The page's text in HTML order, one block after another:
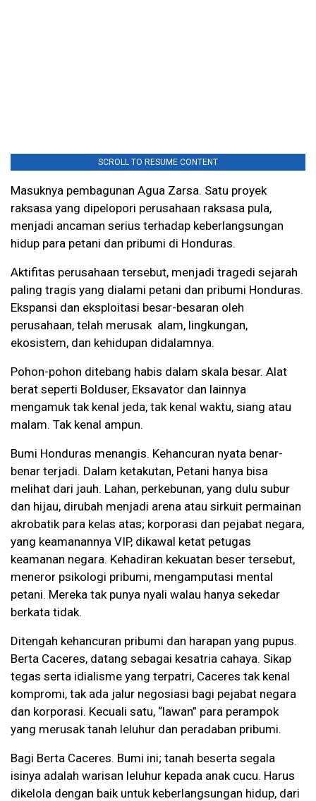
SCROLL TO RESUME CONTENT
Masuknya pembagunan Agua Zarsa. Satu proyek
raksasa yang dipelopori perusahaan raksasa pula,
menjadi ancaman serius terhadap keberlangsungan
hidup para petani dan pribumi di Honduras.
Aktifitas perusahaan tersebut, menjadi tragedi sejarah
paling tragis yang dialami petani dan pribumi Honduras.
Ekspansi dan eksploitasi besar-besaran oleh
perusahaan, telah merusak alam, lingkungan,
ekosistem, dan kehidupan didalamnya.
Pohon-pohon ditebang habis dalam skala besar. Alat
berat seperti Bolduser, Eksavator dan lainnya
mengamuk tak kenal jeda, tak kenal waktu, siang atau
malam. Tak kenal ampun.
Bumi Honduras menangis. Kehancuran nyata benar-
benar terjadi. Dalam ketakutan, Petani hanya bisa
melihat dari jauh. Lahan, perkebunan, yang dulu subur
dan hijau, dirubah menjadi arena atau sirkuit permainan
akrobatik para kelas atas; korporasi dan pejabat negara,
yang keamanannya VIP, dikawal ketat petugas
keamanan negara. Kehadiran kekuatan beser tersebut,
meneror psikologi pribumi, mengamputasi mental
petani. Mereka tak punya nyali walau hanya sekedar
berkata tidak.
Ditengah kehancuran pribumi dan harapan yang pupus.
Berta Caceres, datang sebagai kesatria cahaya. Sikap
tegas serta idialisme yang terpatri, Caceres tak kenal
kompromi, tak ada jalur negosiasi bagi pejabat negara
dan korporasi. Kecuali satu, “lawan” para perampok
yang merusak tanah leluhur dan peradaban pribumi.
Bagi Berta Caceres. Bumi ini; tanah beserta segala
isinya adalah warisan leluhur kepada anak cucu. Harus
dikelola dengan baik untuk keberlangsungan hidup, dari